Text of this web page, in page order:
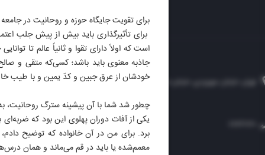
برای تقویت جایگاه حوزه و روحانیت در
برای تأثیرگذاری باید بیش از پیش جلب
است که اولاً دارای تقوا و ثانیاً عالم تا
جاذبه معنوی باید باشد؛ کسی‌که متقی و
خودشان از عرق جبین و کدّ یمین و با طیب
چطور شد شما با آن پیشینه سترگ روحانیت، به
یکی از آفات دوران پهلوی این بود که
برد. برای من در آن خانواده که توضیح
معمم‌شده یا باید در قم می‌ماند و همان
تهران، خیابان سهروردی، خیابان خرمشهر، نرسیده به مصلی، موسسه فرهنگی-مطبوعاتی ایران
۳۰۰۰۴۵۱۲۱۳ ۸۸۷۶۱۲۵۴